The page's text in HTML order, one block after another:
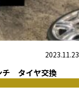
2023.11.23
チ タイヤ交換